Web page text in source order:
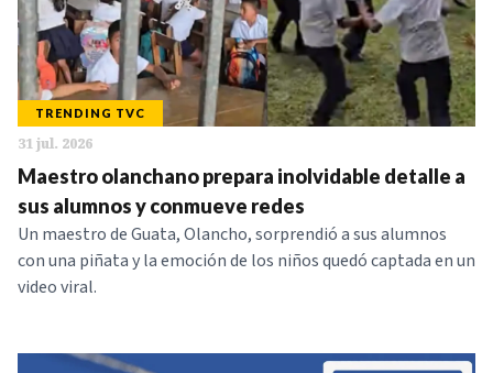
TRENDING TVC
31 jul. 2026
Maestro olanchano prepara inolvidable detalle a
sus alumnos y conmueve redes
Un maestro de Guata, Olancho, sorprendió a sus alumnos
con una piñata y la emoción de los niños quedó captada en un
video viral.